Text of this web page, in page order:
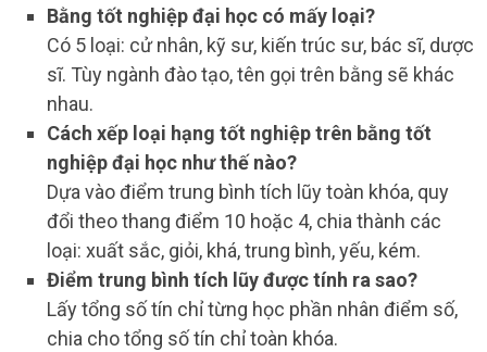
Bằng tốt nghiệp đại học có mấy loại?
Có 5 loại: cử nhân, kỹ sư, kiến trúc sư, bác sĩ, dược
sĩ. Tùy ngành đào tạo, tên gọi trên bằng sẽ khác
nhau.
Cách xếp loại hạng tốt nghiệp trên bằng tốt
nghiệp đại học như thế nào?
Dựa vào điểm trung bình tích lũy toàn khóa, quy
đổi theo thang điểm 10 hoặc 4, chia thành các
loại: xuất sắc, giỏi, khá, trung bình, yếu, kém.
Điểm trung bình tích lũy được tính ra sao?
Lấy tổng số tín chỉ từng học phần nhân điểm số,
chia cho tổng số tín chỉ toàn khóa.